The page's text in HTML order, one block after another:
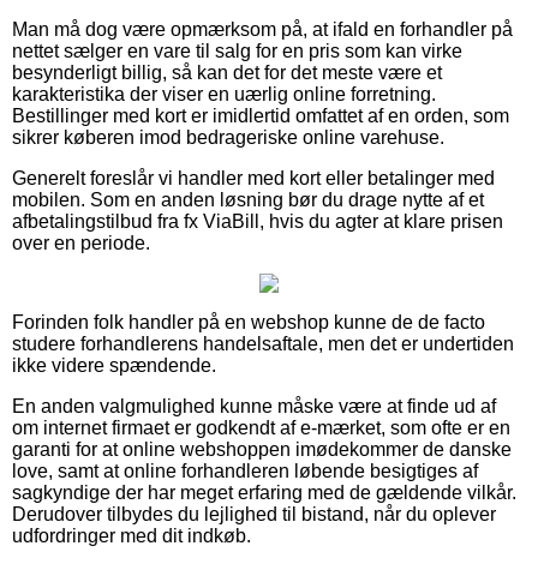
Man må dog være opmærksom på, at ifald en forhandler på
nettet sælger en vare til salg for en pris som kan virke
besynderligt billig, så kan det for det meste være et
karakteristika der viser en uærlig online forretning.
Bestillinger med kort er imidlertid omfattet af en orden, som
sikrer køberen imod bedrageriske online varehuse.
Generelt foreslår vi handler med kort eller betalinger med
mobilen. Som en anden løsning bør du drage nytte af et
afbetalingstilbud fra fx ViaBill, hvis du agter at klare prisen
over en periode.
Forinden folk handler på en webshop kunne de de facto
studere forhandlerens handelsaftale, men det er undertiden
ikke videre spændende.
En anden valgmulighed kunne måske være at finde ud af
om internet firmaet er godkendt af e-mærket, som ofte er en
garanti for at online webshoppen imødekommer de danske
love, samt at online forhandleren løbende besigtiges af
sagkyndige der har meget erfaring med de gældende vilkår.
Derudover tilbydes du lejlighed til bistand, når du oplever
udfordringer med dit indkøb.